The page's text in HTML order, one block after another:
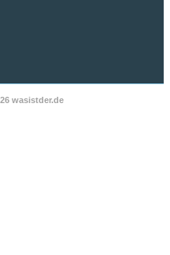
wasistder.de